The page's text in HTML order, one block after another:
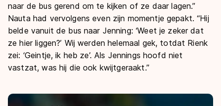
naar de bus gerend om te kijken of ze daar lagen.”
Nauta had vervolgens even zijn momentje gepakt. “Hij
belde vanuit de bus naar Jenning: ‘Weet je zeker dat
ze hier liggen?’ Wij werden helemaal gek, totdat Rienk
zei: ‘Geintje, ik heb ze’. Als Jennings hoofd niet
vastzat, was hij die ook kwijtgeraakt.”